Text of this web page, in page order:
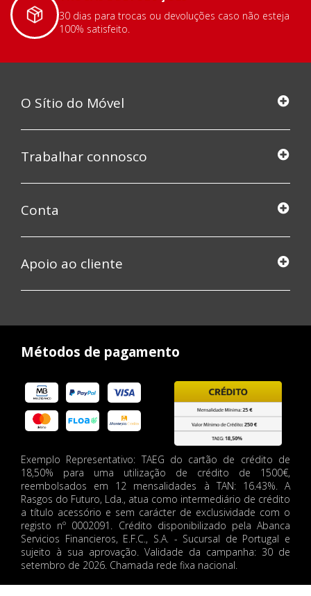
30 dias para trocas ou devoluções caso não esteja
100% satisfeito.
O Sítio do Móvel
Trabalhar connosco
Conta
Apoio ao cliente
Métodos de pagamento
Exemplo Representativo: TAEG do cartão de crédito de
18,50% para uma utilização de crédito de 1500€,
reembolsados em 12 mensalidades à TAN: 16.43%. A
Rasgos do Futuro, Lda., atua como intermediário de crédito
a título acessório e sem carácter de exclusividade com o
registo nº 0002091. Crédito disponibilizado pela Abanca
Servicios Financieros, E.F.C., S.A. - Sucursal de Portugal e
sujeito à sua aprovação. Validade da campanha: 30 de
setembro de 2026. Chamada rede fixa nacional.